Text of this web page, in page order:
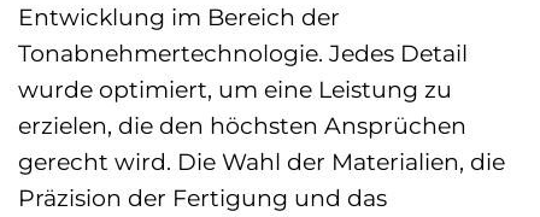
Entwicklung im Bereich der
Tonabnehmertechnologie. Jedes Detail
wurde optimiert, um eine Leistung zu
erzielen, die den höchsten Ansprüchen
gerecht wird. Die Wahl der Materialien, die
Präzision der Fertigung und das